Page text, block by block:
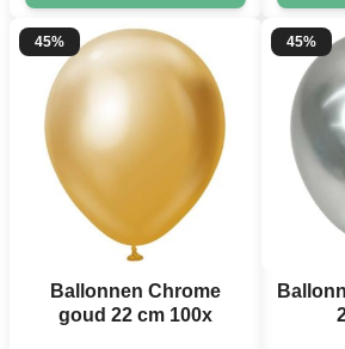
45%
Ballonnen Chrome
goud 22 cm 100x
45%